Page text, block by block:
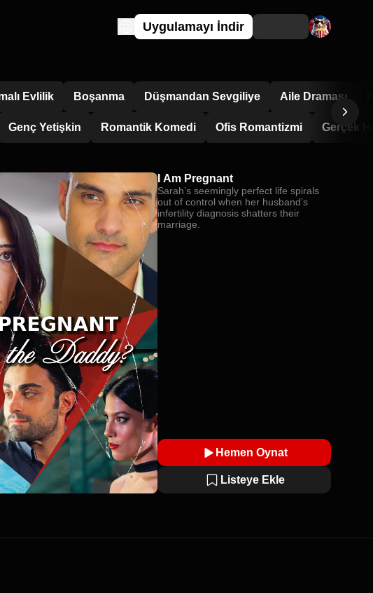
Uygulamayı İndir
Evlilik Boşanma Düşmandan Sevgiliye Aile Draması
Genç Yetişkin Romantik Komedi Ofis Romantizmi Gerçek
I Am Pregnant
Sarah’s seemingly perfect life spirals
out of control when her husband’s
infertility diagnosis shatters their
marriage.
Hemen Oynat
Listeye Ekle